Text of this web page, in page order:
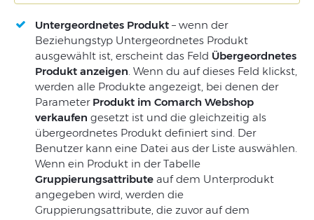
Untergeordnetes Produkt – wenn der
Beziehungstyp Untergeordnetes Produkt
ausgewählt ist, erscheint das Feld Übergeordnetes
Produkt anzeigen. Wenn du auf dieses Feld klickst,
werden alle Produkte angezeigt, bei denen der
Parameter Produkt im Comarch Webshop
verkaufen gesetzt ist und die gleichzeitig als
übergeordnetes Produkt definiert sind. Der
Benutzer kann eine Datei aus der Liste auswählen.
Wenn ein Produkt in der Tabelle
Gruppierungsattribute auf dem Unterprodukt
angegeben wird, werden die
Gruppierungsattribute, die zuvor auf dem